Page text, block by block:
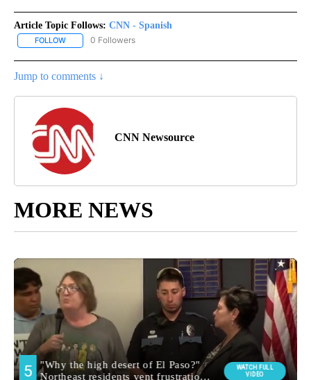
Article Topic Follows: CNN - Spanish
FOLLOW FOLLOW "CNN - SPANISH" TO RECEIVE NOTIFICATIONS ABOUT
0 Followers
Jump to comments ↓
CNN Newsource
MORE NEWS